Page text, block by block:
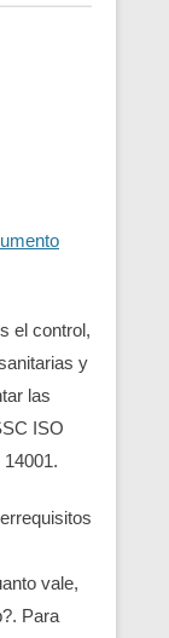
el control,
y
las
ISO
vale,
Para